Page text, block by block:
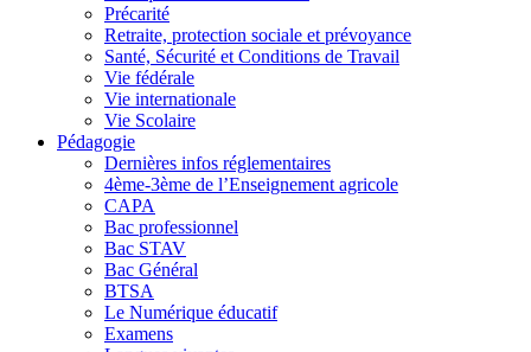
Précarité
Retraite, protection sociale et prévoyance
Santé, Sécurité et Conditions de Travail
Vie fédérale
Vie internationale
Vie Scolaire
Pédagogie
Dernières infos réglementaires
4ème-3ème de l’Enseignement agricole
CAPA
Bac professionnel
Bac STAV
Bac Général
BTSA
Le Numérique éducatif
Examens